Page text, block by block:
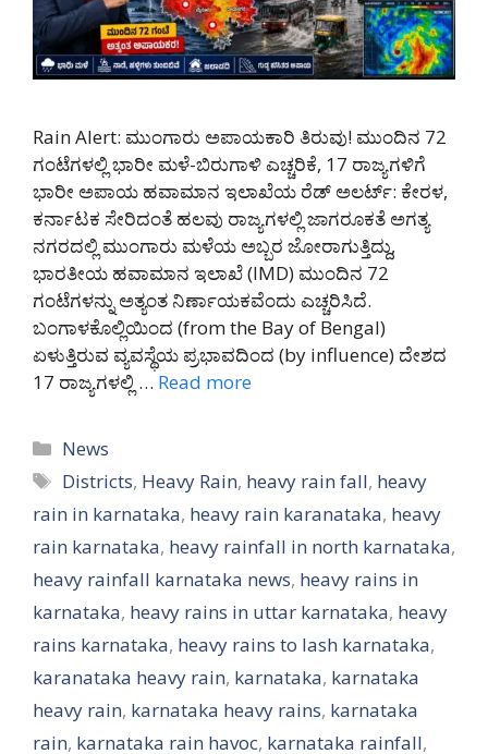
Rain Alert: ಮುಂಗಾರು ಅಪಾಯಕಾರಿ ತಿರುವು! ಮುಂದಿನ 72
ಗಂಟೆಗಳಲ್ಲಿ ಭಾರೀ ಮಳೆ-ಬಿರುಗಾಳಿ ಎಚ್ಚರಿಕೆ, 17 ರಾಜ್ಯಗಳಿಗೆ
ಭಾರೀ ಅಪಾಯ ಹವಾಮಾನ ಇಲಾಖೆಯ ರೆಡ್ ಅಲರ್ಟ್: ಕೇರಳ,
ಕರ್ನಾಟಕ ಸೇರಿದಂತೆ ಹಲವು ರಾಜ್ಯಗಳಲ್ಲಿ ಜಾಗರೂಕತೆ ಅಗತ್ಯ
ನಗರದಲ್ಲಿ ಮುಂಗಾರು ಮಳೆಯ ಅಬ್ಬರ ಜೋರಾಗುತ್ತಿದ್ದು,
ಭಾರತೀಯ ಹವಾಮಾನ ಇಲಾಖೆ (IMD) ಮುಂದಿನ 72
ಗಂಟೆಗಳನ್ನು ಅತ್ಯಂತ ನಿರ್ಣಾಯಕವೆಂದು ಎಚ್ಚರಿಸಿದೆ.
ಬಂಗಾಳಕೊಲ್ಲಿಯಿಂದ (from the Bay of Bengal)
ಏಳುತ್ತಿರುವ ವ್ಯವಸ್ಥೆಯ ಪ್ರಭಾವದಿಂದ (by influence) ದೇಶದ
17 ರಾಜ್ಯಗಳಲ್ಲಿ … Read more
Categories
News
Tags
Districts, Heavy Rain, heavy rain fall, heavy
rain in karnataka, heavy rain karanataka, heavy
rain karnataka, heavy rainfall in north karnataka,
heavy rainfall karnataka news, heavy rains in
karnataka, heavy rains in uttar karnataka, heavy
rains karnataka, heavy rains to lash karnataka,
karanataka heavy rain, karnataka, karnataka
heavy rain, karnataka heavy rains, karnataka
rain, karnataka rain havoc, karnataka rainfall,